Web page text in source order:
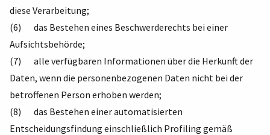
diese Verarbeitung;
(6) das Bestehen eines Beschwerderechts bei einer
Aufsichtsbehörde;
(7) alle verfügbaren Informationen über die Herkunft der
Daten, wenn die personenbezogenen Daten nicht bei der
betroffenen Person erhoben werden;
(8) das Bestehen einer automatisierten
Entscheidungsfindung einschließlich Profiling gemäß